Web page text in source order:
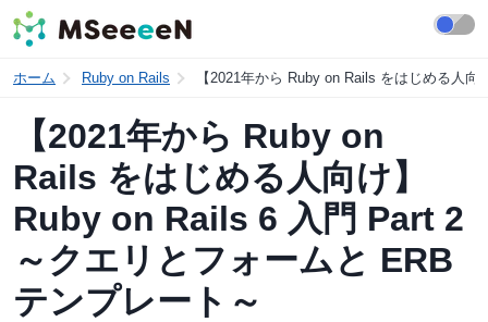
ホーム Ruby on Rails 【2021年から Ruby on Rails をはじめる人
【2021年から Ruby on
Rails をはじめる人向け】
Ruby on Rails 6 入門 Part 2
～クエリとフォームと ERB
テンプレート～